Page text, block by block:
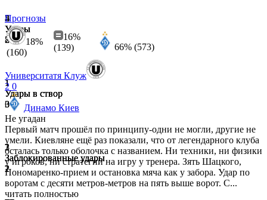
2
Удары
7
1
Удары в створ
3
1
Заблокированные удары
2
5
Удары
8
1
Удары в створ
3
2
Заблокированные удары
1
4
Удары
2
1
Удары в створ
0
3
Заблокированные удары
2
Прогнозы
18%
(160)
16%
(139)
66% (573)
Университатя Клуж
2 0
Динамо Киев
Не угадан
Первый матч прошёл по принципу-одни не могли, другие не
умели. Киевляне ещё раз показали, что от легендарного клуба
осталась только оболочка с названием. Ни техники, ни физики
у игроков, ни стратегии на игру у тренера. Зять Шацкого,
Пономаренко-прием и остановка мяча как у забора. Удар по
воротам с десяти метров-метров на пять выше ворот. С...
читать полностью